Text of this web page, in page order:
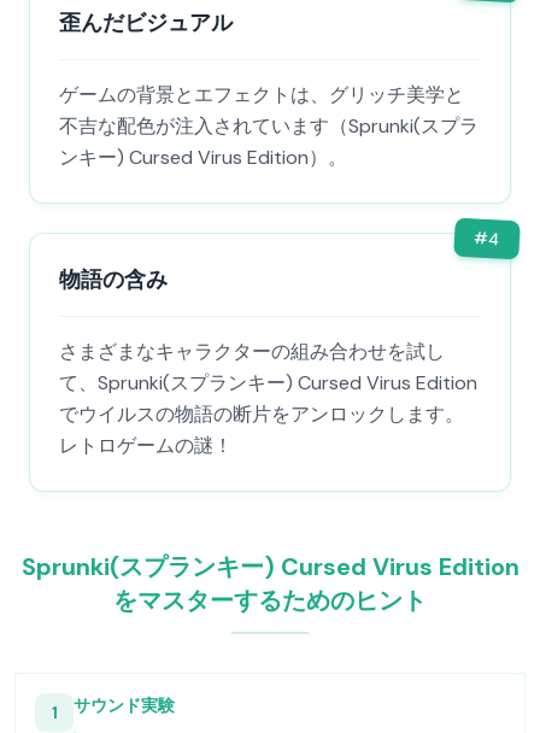
歪んだビジュアル
ゲームの背景とエフェクトは、グリッチ美学と
不吉な配色が注入されています（Sprunki(スプラ
ンキー) Cursed Virus Edition）。
#4
物語の含み
さまざまなキャラクターの組み合わせを試し
て、Sprunki(スプランキー) Cursed Virus Edition
でウイルスの物語の断片をアンロックします。
レトロゲームの謎！
Sprunki(スプランキー) Cursed Virus Edition
をマスターするためのヒント
1
サウンド実験